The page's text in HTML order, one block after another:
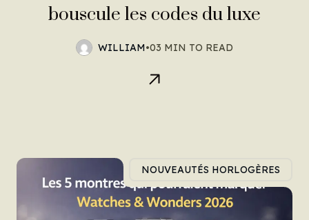
bouscule les codes du luxe
WILLIAM•03 MIN TO READ
NOUVEAUTÉS HORLOGÈRES